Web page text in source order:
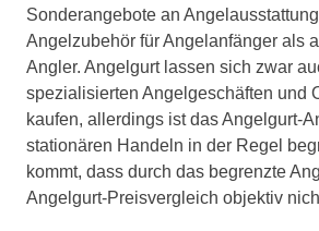
Sonderangebote an
Angelzubehör für Angelanfänger als
Angler. Angelgurt lassen sich zwar
spezialisierten Angelgeschäften und
kaufen, allerdings ist das Angelgurt-
stationären Handeln in der Regel
kommt, dass durch das begrenzte
Angelgurt-Preisvergleich objektiv